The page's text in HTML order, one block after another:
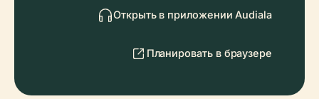
Открыть в приложении Audiala
Планировать в браузере